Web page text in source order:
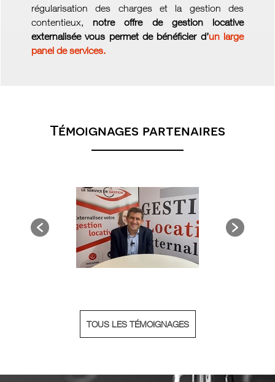
régularisation des charges et la gestion des
contentieux, notre offre de gestion locative
externalisée vous permet de bénéficier d’un large
panel de services.
Témoignages partenaires
TOUS LES TÉMOIGNAGES